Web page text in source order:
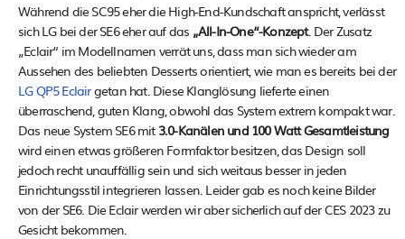
Während die SC95 eher die High-End-Kundschaft anspricht, verlässt
sich LG bei der SE6 eher auf das „All-In-One“-Konzept. Der Zusatz
„Eclair“ im Modellnamen verrät uns, dass man sich wieder am
Aussehen des beliebten Desserts orientiert, wie man es bereits bei der
LG QP5 Eclairgetan hat. Diese Klanglösung lieferte einen
überraschend, guten Klang, obwohl das System extrem kompakt war.
Das neue System SE6 mit 3.0-Kanälen und 100 Watt Gesamtleistung
wird einen etwas größeren Formfaktor besitzen, das Design soll
jedoch recht unauffällig sein und sich weitaus besser in jeden
Einrichtungsstil integrieren lassen. Leider gab es noch keine Bilder
von der SE6. Die Eclair werden wir aber sicherlich auf der CES 2023 zu
Gesicht bekommen.